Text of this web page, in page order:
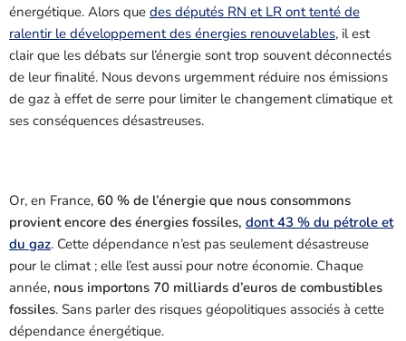
énergétique. Alors que des députés RN et LR ont tenté de
ralentir le développement des énergies renouvelables, il est
clair que les débats sur l’énergie sont trop souvent déconnectés
de leur finalité. Nous devons urgemment réduire nos émissions
de gaz à effet de serre pour limiter le changement climatique et
ses conséquences désastreuses.
Or, en France, 60 % de l’énergie que nous consommons
provient encore des énergies fossiles, dont 43 % du pétrole et
du gaz. Cette dépendance n’est pas seulement désastreuse
pour le climat ; elle l’est aussi pour notre économie. Chaque
année, nous importons 70 milliards d’euros de combustibles
fossiles. Sans parler des risques géopolitiques associés à cette
dépendance énergétique.